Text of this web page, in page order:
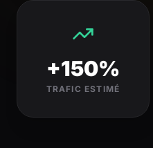
+150%
TRAFIC ESTIMÉ